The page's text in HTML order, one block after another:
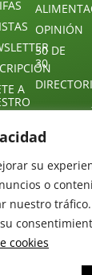
su
o
nuestro
cookies
A
OPINIÓN
30 DE
30